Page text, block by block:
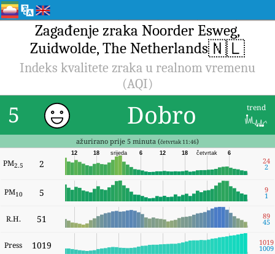
Zagađenje zraka Noorder Esweg,
Zuidwolde, The Netherlands🇳🇱
Indeks kvalitete zraka u realnom vremenu
(AQI)
5 Dobro trend
ažurirano prije 5 minuta (četvrtak 11:46)
PM2.5 2
6
četvrtak
18
12
6
srijeda
18
12
24
2
PM10 5 9
1
R.H. 51 89
45
Press 1019 1019
1009